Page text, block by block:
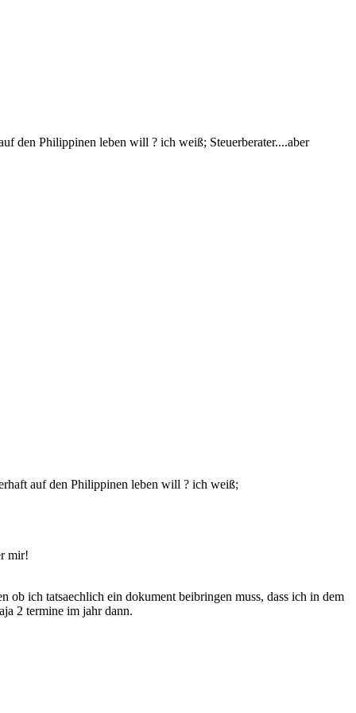
den Philippinen leben will ? ich weiß; Steuerberater....aber
auf den Philippinen leben will ? ich weiß;
mir!
ob ich tatsaechlich ein dokument beibringen muss, dass ich in dem
2 termine im jahr dann.